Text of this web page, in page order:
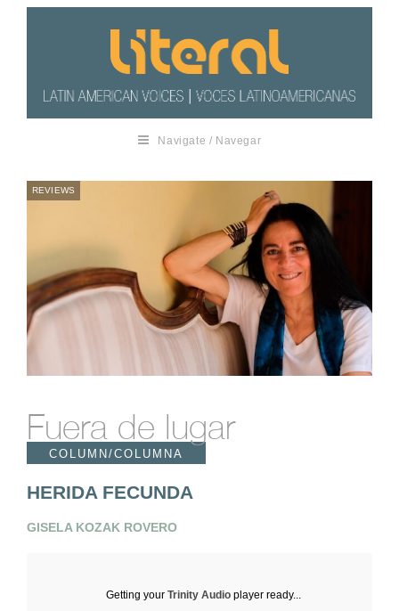
Navigate / Navegar
REVIEWS
Fuera de lugar
COLUMN/COLUMNA
HERIDA FECUNDA
GISELA KOZAK ROVERO
Getting yourTrinity Audio player ready...